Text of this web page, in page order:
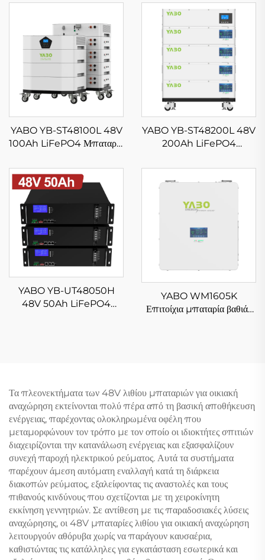
YABO YB-ST48100L 48V
100Ah LiFePO4 Μπαταρία
20kwh Σύστημα Οικιακής
Ενέργειας Επισωρεύσιμη
Λιθίου Με Οθόνη LED
YABO YB-ST48200L 48V
200Ah LiFePO4
Επισωρεύσιμη Μπαταρία
Λιθίου 10kwh 20Kwh
Ενέργειας
YABO YB-UT48050H
48V 50Ah LiFePO4
YABO WM1605K
Επιτοίχια μπαταρία βαθιάς
Τα πλεονεκτήματα των 48V λιθίου μπαταριών για οικιακή
αναχώρηση εκτείνονται πολύ πέρα ​​από τη βασική αποθήκευση
ενέργειας, παρέχοντας ολοκληρωμένα οφέλη που
μεταμορφώνουν τον τρόπο με τον οποίο οι ιδιοκτήτες σπιτιών
διαχειρίζονται την κατανάλωση ενέργειας και εξασφαλίζουν
συνεχή παροχή ηλεκτρικού ρεύματος. Αυτά τα συστήματα
παρέχουν άμεση αυτόματη εναλλαγή κατά τη διάρκεια
διακοπών ρεύματος, εξαλείφοντας τις αναστολές και τους
πιθανούς κινδύνους που σχετίζονται με τη χειροκίνητη
εκκίνηση γεννητριών. Σε αντίθεση με τις παραδοσιακές λύσεις
αναχώρησης, οι 48V μπαταρίες λιθίου για οικιακή αναχώρηση
λειτουργούν αθόρυβα χωρίς να παράγουν καυσαέρια,
καθιστώντας τις κατάλληλες για εγκατάσταση εσωτερικά και